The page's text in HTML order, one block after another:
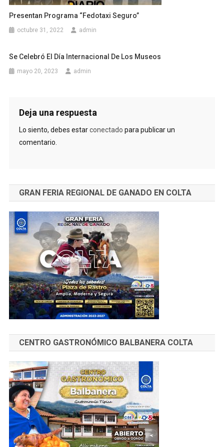
Presentan Programa “Fedotaxi Seguro”
octubre 31, 2022 admin
Se Celebró El Día Internacional De Los Museos
mayo 20, 2023 admin
Deja una respuesta
Lo siento, debes estarconectado para publicar un
comentario.
GRAN FERIA REGIONAL DE GANADO EN COLTA
CENTRO GASTRONÓMICO BALBANERA COLTA